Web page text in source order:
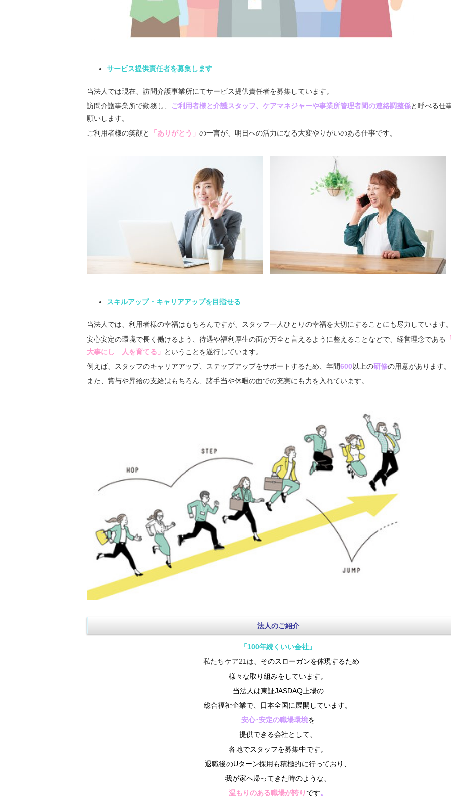
サービス提供責任者を募集します
当法人では現在、訪問介護事業所にてサービス提供責任者を募集しています。
訪問介護事業所で勤務し、
ご利用者様と介護スタッフ、ケアマネジャーや事業所管理者間の連絡調整係と呼べる仕
願いします。
ご利用者様の笑顔と
「ありがとう」 の一言が、明日への活力になる大変やりがいのある仕事です。
スキルアップ・キャリアアップを目指せる
当法人では、利用者様の幸福はもちろんですが、スタッフ一人ひとりの幸福を大切にすることにも尽力しています
安心安定の環境で長く働けるよう、待遇や福利厚生の面が万全と言えるように整えることなどで、経営理念である
大事にし 人を育てる」
ということを遂行しています。
例えば、スタッフのキャリアアップ、ステップアップをサポートするため、年間600以上の研修の用意があります。
また、賞与や昇給の支給はもちろん、諸手当や休暇の面での充実にも力を入れています。
法人のご紹介
「100年続くいい会社」
私たちケア21は 、そのスローガンを体現するため
様々な取り組みをしています。
当法人は東証JASDAQ上場の
総合福祉企業で、
日本全国に展開しています。
安心･安定の職場環境を
提供できる会社として、
各地でスタッフを募集中です。
退職後のUターン採用も積極的に行っており、
我が家へ帰ってきた時のような、
温もりのある職場が誇り です。